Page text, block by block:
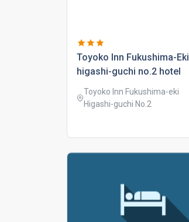
toyoko inn fukushima-eki
higashi-guchi no.2 hotel
Toyoko Inn Fukushima-eki
Higashi-guchi No.2